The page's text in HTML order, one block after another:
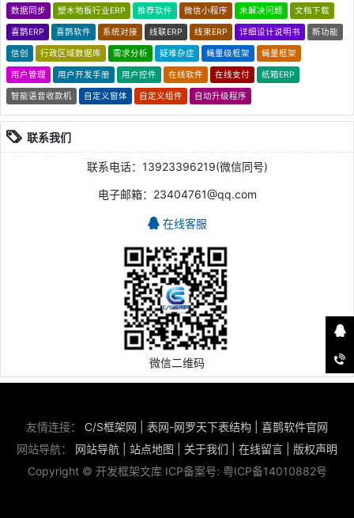
数据同步 塑木地板行业ERP 推荐软件 微信小程序 未解决问题 文档下载
喜鹊ERP 喜鹊软件 系统对接 线联ERP 线束ERP 详细设计说明书 新功能
信创 行政区域数据库 需求分析 疑难杂症 蝇量级框架 蝇量框架
用户管理 用户开发手册 用户控件 在线软件 在线支付 纸箱ERP
智能语音收款机 自定义窗体 自定义组件 自动升级程序
联系我们
联系电话：13923396219(微信同号)
电子邮箱：23404761@qq.com
在线客服
微信二维码
友情连接： C/S框架网 表网-网罗天下表结构
喜鹊软件官网
网站导航： 网站导航 站点地图 关于我们 在线留言
版权声明
Copyright © 开发框架文库 ICP备案号: 粤ICP备14010882号